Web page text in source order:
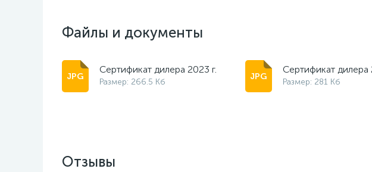
Файлы и документы
Сертификат дилера 2023 г.
Размер: 266.5 Кб
Сертификат дилера
Размер: 281 Кб
Отзывы